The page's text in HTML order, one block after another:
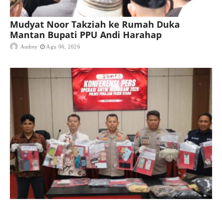
Mudyat Noor Takziah ke Rumah Duka
Mantan Bupati PPU Andi Harahap
Audrey Agu 06, 2026